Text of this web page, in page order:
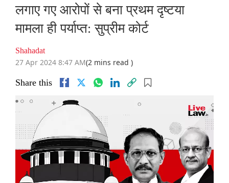
लगाए गए आरोपों से बना प्रथम दृष्टया
मामला ही पर्याप्त: सुप्रीम कोर्ट
Shahadat
27 Apr 2024 8:47 AM(2 mins read )
Share this